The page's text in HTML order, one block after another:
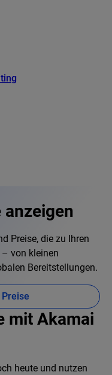
anzeigen
Preise, die zu Ihren
von kleinen
Bereitstellungen.
mit Akamai
heute und nutzen